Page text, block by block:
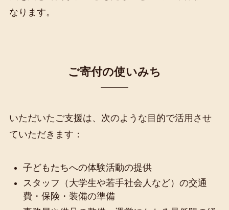
なります。
ご寄付の使いみち
いただいたご支援は、次のような目的で活用させ
ていただきます：
子どもたちへの体験活動の提供
スタッフ（大学生や若手社会人など）の交通
費・保険・装備の準備